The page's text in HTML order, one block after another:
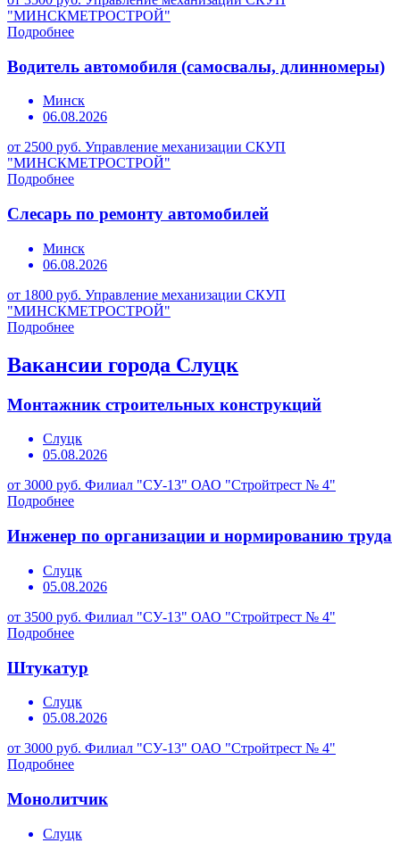
"МИНСКМЕТРОСТРОЙ"
Подробнее
Водитель автомобиля (самосвалы, длинномеры)
Минск
06.08.2026
от 2500 руб. Управление механизации СКУП
"МИНСКМЕТРОСТРОЙ"
Подробнее
Слесарь по ремонту автомобилей
Минск
06.08.2026
от 1800 руб. Управление механизации СКУП
"МИНСКМЕТРОСТРОЙ"
Подробнее
Вакансии города Слуцк
Монтажник строительных конструкций
Слуцк
05.08.2026
от 3000 руб. Филиал "СУ-13" ОАО "Стройтрест № 4"
Подробнее
Инженер по организации и нормированию труда
Слуцк
05.08.2026
от 3500 руб. Филиал "СУ-13" ОАО "Стройтрест № 4"
Подробнее
Штукатур
Слуцк
05.08.2026
от 3000 руб. Филиал "СУ-13" ОАО "Стройтрест № 4"
Подробнее
Монолитчик
Слуцк